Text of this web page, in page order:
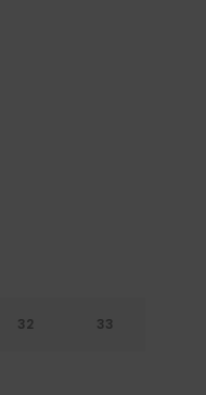
32 33